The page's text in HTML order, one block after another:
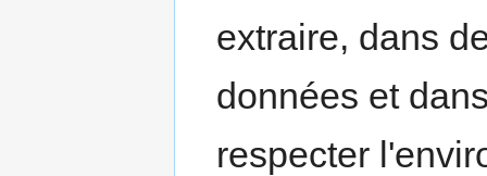
extraire, dans
données et
respecter